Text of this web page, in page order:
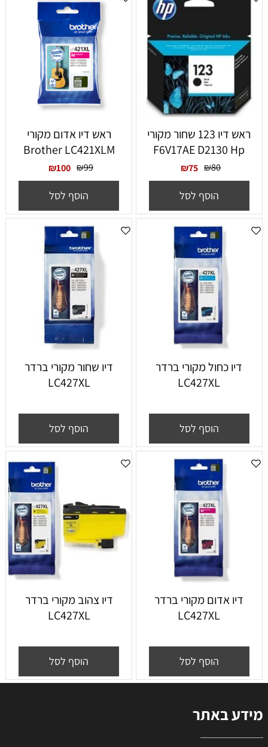
ראש דיו 123 שחור מקורי
F6V17AE D2130 Hp
₪80
₪75
הוסף לסל
‏ראש דיו אדום מקורי
Brother LC421XLM
₪99
₪100
הוסף לסל
דיו כחול מקורי ברדר
LC427XL
הוסף לסל
דיו שחור מקורי ברדר
LC427XL
הוסף לסל
דיו אדום מקורי ברדר
LC427XL
הוסף לסל
דיו צהוב מקורי ברדר
LC427XL
הוסף לסל
מידע באתר